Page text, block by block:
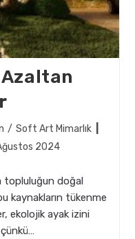
/ Soft Art Mimarlık
2024
topluluğun doğal
kaynakların tükenme
ekolojik ayak izini